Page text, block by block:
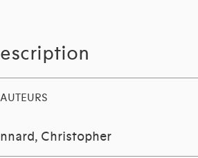
AUTEURS
Christopher